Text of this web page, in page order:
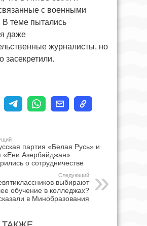
с военными
В теме пытались
даже
журналисты, но
засекретили.
партия «Белая Русь» и
«Ени Азербайджан»
о сотрудничестве
Следующий
выбирают
обучение в колледжах?
в Минобразования